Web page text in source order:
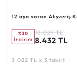
12 aya varan Alışveriş
%30
İndirim
12.027 TL
8.432 TL
3.022 TL x 3 taksit